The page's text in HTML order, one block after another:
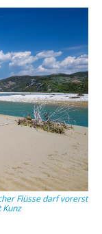
Flüsse darf vorerst